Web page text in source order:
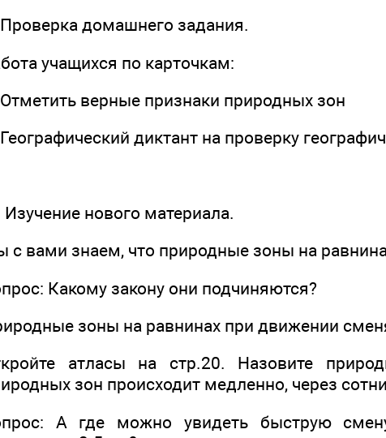
Проверка домашнего задания.
учащихся по карточкам:
верные признаки природных зон
диктант на проверку
Изучение нового материала.
с вами знаем, что природные зоны на
Какому закону они подчиняются?
зоны на равнинах при движении
атласы на стр.20. Назовите
зон происходит медленно, через
А где можно увидеть быструю